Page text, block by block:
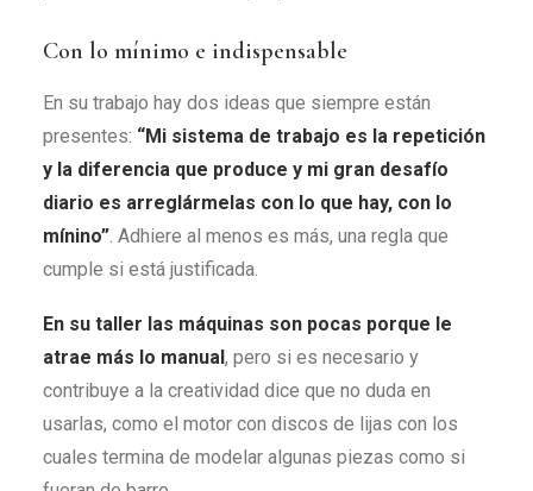
Con lo mínimo e indispensable
En su trabajo hay dos ideas que siempre están
presentes: “Mi sistema de trabajo es la repetición
y la diferencia que produce y mi gran desafío
diario es arreglármelas con lo que hay, con lo
mínino”. Adhiere al menos es más, una regla que
cumple si está justificada.
En su taller las máquinas son pocas porque le
atrae más lo manual, pero si es necesario y
contribuye a la creatividad dice que no duda en
usarlas, como el motor con discos de lijas con los
cuales termina de modelar algunas piezas como si